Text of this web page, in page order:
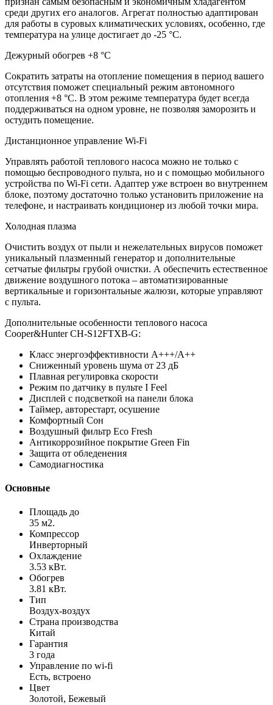
среди других его аналогов. Агрегат полностью адаптирован
для работы в суровых климатических условиях, особенно, где
температура на улице достигает до -25 °C.
Дежурный обогрев +8 °C
Сократить затраты на отопление помещения в период вашего
отсутствия поможет специальный режим автономного
отопления +8 °C. В этом режиме температура будет всегда
поддерживаться на одном уровне, не позволяя заморозить и
остудить помещение.
Дистанционное управление Wi-Fi
Управлять работой теплового насоса можно не только с
помощью беспроводного пульта, но и с помощью мобильного
устройства по Wi-Fi сети. Адаптер уже встроен во внутреннем
блоке, поэтому достаточно только установить приложение на
телефоне, и настраивать кондиционер из любой точки мира.
Холодная плазма
Очистить воздух от пыли и нежелательных вирусов поможет
уникальный плазменный генератор и дополнительные
сетчатые фильтры грубой очистки. А обеспечить естественное
движение воздушного потока – автоматизированные
вертикальные и горизонтальные жалюзи, которые управляют
с пульта.
Дополнительные особенности теплового насоса
Cooper&Hunter CH-S12FTXB-G:
Класс энергоэффективности А+++/А++
Сниженный уровень шума от 23 дБ
Плавная регулировка скорости
Режим по датчику в пульте I Feel
Дисплей с подсветкой на панели блока
Таймер, авторестарт, осушение
Комфортный Сон
Воздушный фильтр Eco Fresh
Антикоррозийное покрытие Green Fin
Защита от обледенения
Самодиагностика
Основные
Площадь до
35 м2.
Компрессор
Инверторный
Охлаждение
3.53 кВт.
Обогрев
3.81 кВт.
Тип
Воздух-воздух
Страна производства
Китай
Гарантия
3 года
Управление по wi-fi
Есть, встроено
Цвет
Золотой, Бежевый